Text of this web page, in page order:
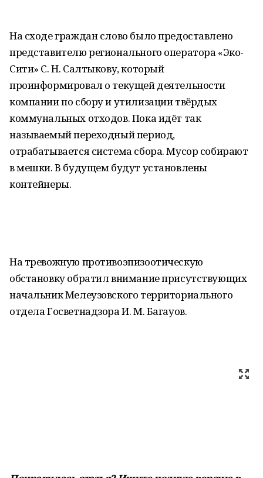
На сходе граждан слово было предоставлено
представителю регионального оператора «Эко-
Сити» С. Н. Салтыкову, который
проинформировал о текущей деятельности
компании по сбору и утилизации твёрдых
коммунальных отходов. Пока идёт так
называемый переходный период,
отрабатывается система сбора. Мусор собирают
в мешки. В будущем будут установлены
контейнеры.
На тревожную противоэпизоотическую
обстановку обратил внимание присутствующих
начальник Мелеузовского территориального
отдела Госветнадзора И. М. Багауов.